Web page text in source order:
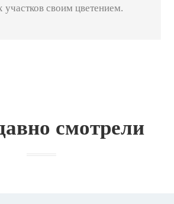
участков своим цветением.
смотрели